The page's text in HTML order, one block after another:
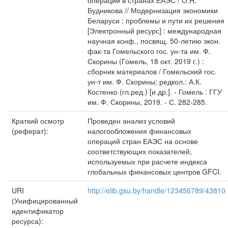
Будникова // Модернизация экономики
Беларуси : проблемы и пути их решения
[Электронный ресурс] : международная
научная конф., посвящ. 50-летию экон.
фак-та Гомельского гос. ун-та им. Ф.
Скорины (Гомель, 18 окт. 2019 г.) :
сборник материалов / Гомельский гос.
ун-т им. Ф. Скорины; редкол.: А.К.
Костенко (гл.ред.) [и др.]. - Гомель : ГГУ
им. Ф. Скорины, 2019. - С. 282-285.
Краткий осмотр
(реферат):
Проведен анализ условий
налогообложения финансовых
операций стран ЕАЭС на основе
соответствующих показателей,
используемых при расчете индекса
глобальных финансовых центров GFCI.
URI
(Унифицированный
идентификатор
ресурса):
http://elib.gsu.by/handle/123456789/43810